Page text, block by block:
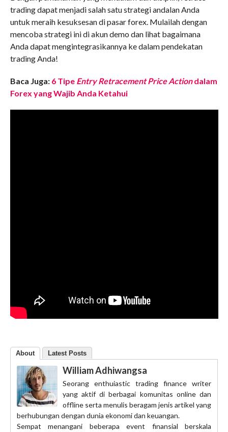
trading dapat menjadi salah satu strategi andalan Anda
untuk meraih kesuksesan di pasar forex. Mulailah dengan
mencoba strategi ini di akun demo dan lihat bagaimana
Anda dapat mengintegrasikannya ke dalam pendekatan
trading Anda!
Baca Juga: 6 Tipe Entry Retracement Price Actiondalam
Forex yang Wajib Anda Ketahui
About Latest Posts
William Adhiwangsa
Seorang enthuiastic trading finance writer
yang aktif di berbagai komunitas online dan
offline serta menulis beragam jenis artikel yang
berhubungan dengan dunia ekonomi dan keuangan.
Sempat menangani beberapa event finansial berskala